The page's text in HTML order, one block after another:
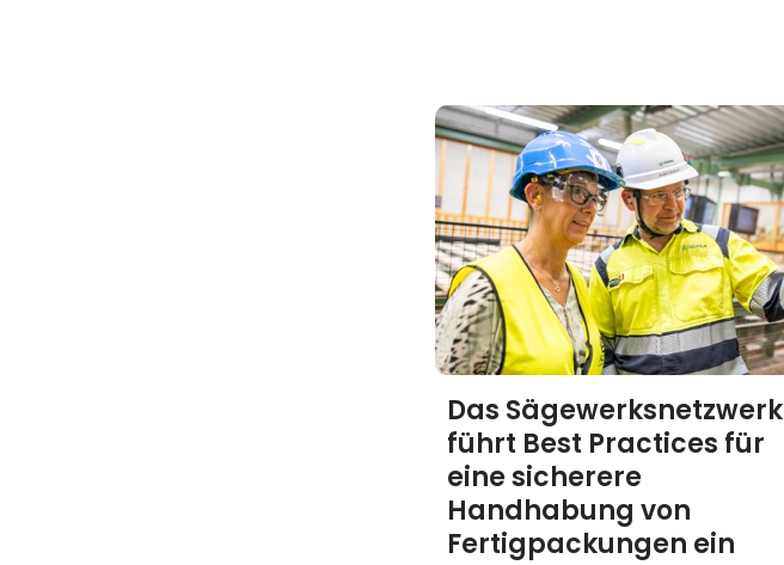
Das Sägewerksnetzwerk
führt Best Practices für
eine sicherere
Handhabung von
Fertigpackungen ein